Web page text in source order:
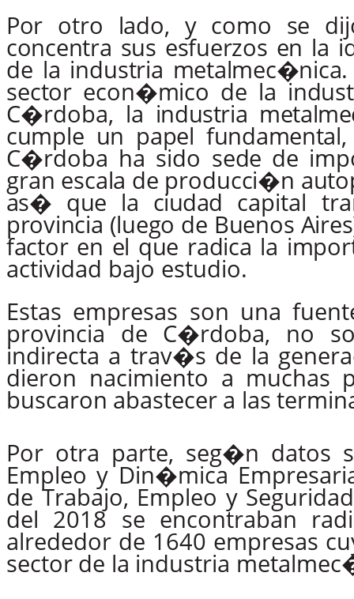
Por otro lado, y como se
concentra sus esfuerzos en la
de la industria metalmec�nica.
sector econ�mico de la
C�rdoba, la industria
cumple un papel
C�rdoba ha sido sede de
gran escala de producci�n
as� que la ciudad capital
provincia (luego de Buenos
factor en el que radica la
actividad bajo estudio.
Estas empresas son una
provincia de C�rdoba, no
indirecta a trav�s de la
dieron nacimiento a muchas
buscaron abastecer a las
Por otra parte, seg�n datos
Empleo y Din�mica
de Trabajo, Empleo y
del 2018 se encontraban
alrededor de 1640 empresas
sector de la industria